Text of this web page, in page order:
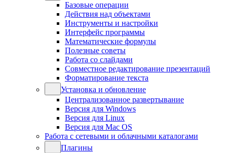
Базовые операции
Действия над объектами
Инструменты и настройки
Интерфейс программы
Математические формулы
Полезные советы
Работа со слайдами
Совместное редактирование презентаций
Форматирование текста
Установка и обновление
Централизованное развертывание
Версия для Windows
Версия для Linux
Версия для Mac OS
Работа с сетевыми и облачными каталогами
Плагины